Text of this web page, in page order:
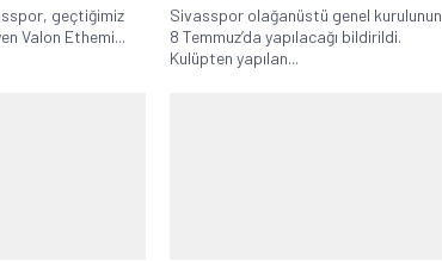
geçtiğimiz
Valon Ethemi...
Sivasspor olağanüstü genel kurulunun
8 Temmuz’da yapılacağı bildirildi.
Kulüpten yapılan...